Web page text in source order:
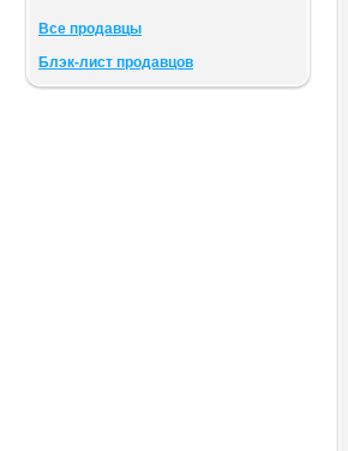
Все продавцы
Блэк-лист продавцов